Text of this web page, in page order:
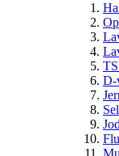
D-